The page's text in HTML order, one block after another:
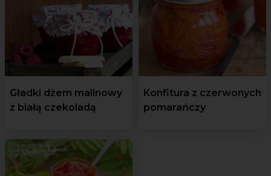
Gładki dżem malinowy
z białą czekoladą
Konfitura z czerwonych
pomarańczy